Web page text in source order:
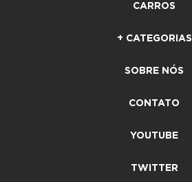
CARROS
+ CATEGORIAS
SOBRE NÓS
CONTATO
YOUTUBE
TWITTER